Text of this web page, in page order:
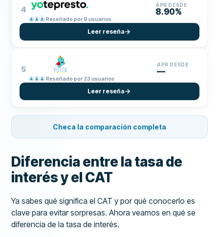
4
Reseñado por 9 usuarios
APR DESDE
8.90%
Leer reseña
5
Reseñado por 23 usuarios
APR DESDE
—
Leer reseña
Checa la comparación completa
Diferencia entre la tasa de
interés y el CAT
Ya sabes qué significa el CAT y por qué conocerlo es
clave para evitar sorpresas. Ahora veamos en qué se
diferencia de la tasa de interés.